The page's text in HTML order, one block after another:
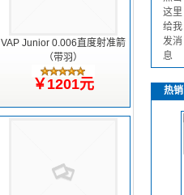
VAP Junior 0.006直度射准箭
（带羽）
￥1201元 热销